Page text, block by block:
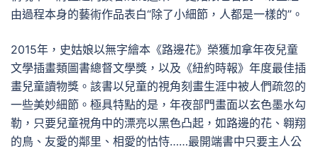
由過程本身的藝術作品表白“除了小細節，人都是一樣的”。
2015年，史姑娘以無字繪本《路邊花》榮獲加拿年夜兒童
文學插畫類圖書總督文學獎，以及《紐約時報》年度最佳插
畫兒童讀物獎。該書以兒童的視角刻畫生涯中被人們疏忽的
一些美妙細節。極具特點的是，年夜部門畫面以玄色墨水勾
勒，只要兒童視角中的漂亮以黑色凸起，如路邊的花、翱翔
的鳥、友愛的鄰里、相愛的怙恃……最開端書中只要主人公